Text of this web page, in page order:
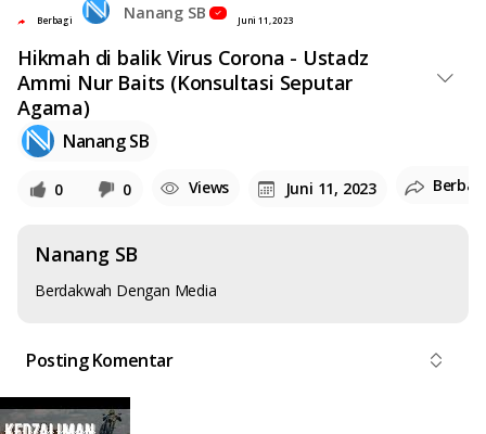
Berbagi Nanang SB Juni 11, 2023
Hikmah di balik Virus Corona - Ustadz
Ammi Nur Baits (Konsultasi Seputar
Agama)
Nanang SB
0 0 Views Juni 11, 2023
Nanang SB
Berdakwah Dengan Media
Posting Komentar